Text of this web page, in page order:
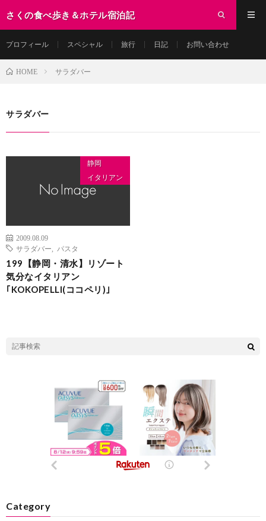
さくの食べ歩き＆ホテル宿泊記
プロフィール スペシャル 旅行 日記 お問い合わせ
HOME サラダバー
サラダバー
静岡
イタリアン
2009.08.09
サラダバー
パスタ
199【静岡・清水】リゾート
気分なイタリアン
｢KOKOPELLI(ココペリ)｣
Category